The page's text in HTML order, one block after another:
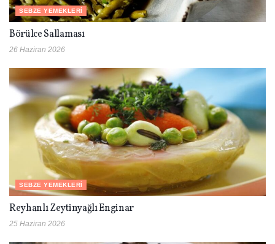
SEBZE YEMEKLERI
Börülce Sallaması
26 Haziran 2026
SEBZE YEMEKLERI
Reyhanlı Zeytinyağlı Enginar
25 Haziran 2026